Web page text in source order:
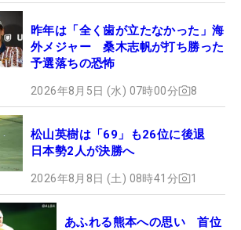
昨年は「全く歯が立たなかった」海
外メジャー 桑木志帆が打ち勝った
予選落ちの恐怖
2026年8月5日 (水) 07時00分 8
松山英樹は「69」も26位に後退
日本勢2人が決勝へ
2026年8月8日 (土) 08時41分 1
あふれる熊本への思い 首位